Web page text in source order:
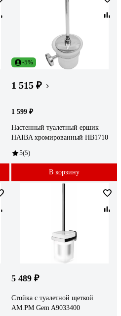
-5%
1 515 ₽
1 599 ₽
Настенный туалетный ершик
HAIBA хромированный HB1710
5(5)
В корзину
5 489 ₽
Стойка с туалетной щеткой
AM.PM Gem A9033400